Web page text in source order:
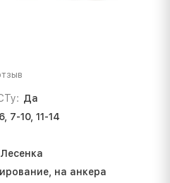
Да
7-10, 11-14
на анкера